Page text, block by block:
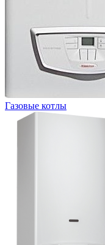
Газовые котлы